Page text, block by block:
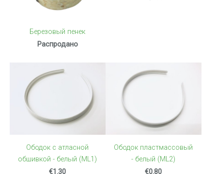
Березовый пенек
Распродано
Ободок с атласной
обшивкой - белый (ML1)
€1.30
Ободок пластмассовый
- белый (ML2)
€0.80